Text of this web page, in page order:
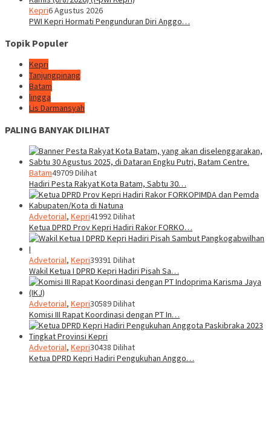
Kepri6 Agustus 2026
PWI Kepri Hormati Pengunduran Diri Anggo…
Topik Populer
Kepri
Tanjungpinang
Batam
lingga
Lis Darmansyah
PALING BANYAK DILIHAT
Batam49709 Dilihat
Hadiri Pesta Rakyat Kota Batam, Sabtu 30…
Advetorial, Kepri41992 Dilihat
Ketua DPRD Prov Kepri Hadiri Rakor FORKO…
Advetorial, Kepri39391 Dilihat
Wakil Ketua I DPRD Kepri Hadiri Pisah Sa…
Advetorial, Kepri30589 Dilihat
Komisi III Rapat Koordinasi dengan PT In…
Advetorial, Kepri30438 Dilihat
Ketua DPRD Kepri Hadiri Pengukuhan Anggo…